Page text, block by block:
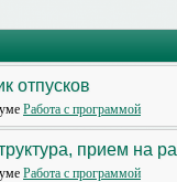
отпусков
Работа с программой
прием на
Работа с программой